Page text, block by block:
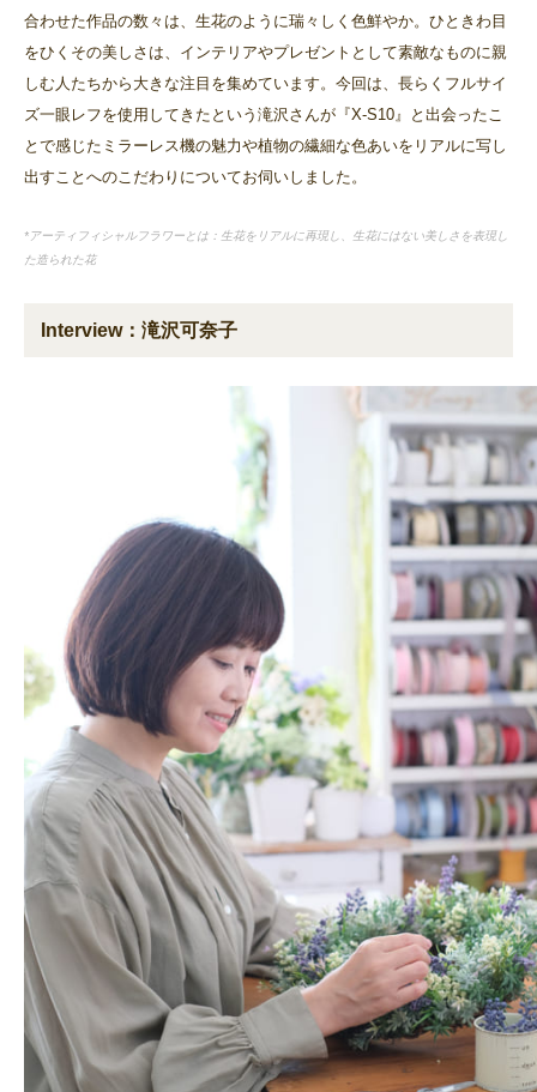
合わせた作品の数々は、生花のように瑞々しく色鮮やか。ひときわ目
をひくその美しさは、インテリアやプレゼントとして素敵なものに親
しむ人たちから大きな注目を集めています。今回は、長らくフルサイ
ズ一眼レフを使用してきたという滝沢さんが『X-S10』と出会ったこ
とで感じたミラーレス機の魅力や植物の繊細な色あいをリアルに写し
出すことへのこだわりについてお伺いしました。
*アーティフィシャルフラワーとは：生花をリアルに再現し、生花にはない美しさを表現し
た造られた花
Interview：滝沢可奈子